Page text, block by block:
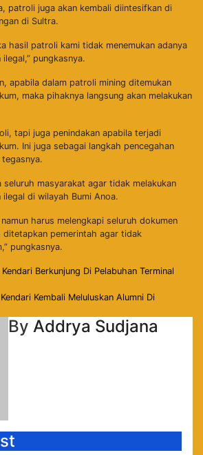
patroli juga akan kembali diintesifkan di
di Sultra.
hasil patroli kami tidak menemukan adanya
pungkasnya.
apabila dalam patroli mining ditemukan
maka pihaknya langsung akan melakukan
tapi juga penindakan apabila terjadi
Ini juga sebagai langkah pencegahan
tegasnya.
seluruh masyarakat agar tidak melakukan
di wilayah Bumi Anoa.
harus melengkapi seluruh dokumen
ditetapkan pemerintah agar tidak
pungkasnya.
Berkunjung Di Pelabuhan Terminal
Kembali Meluluskan Alumni Di
By Addrya Sudjana